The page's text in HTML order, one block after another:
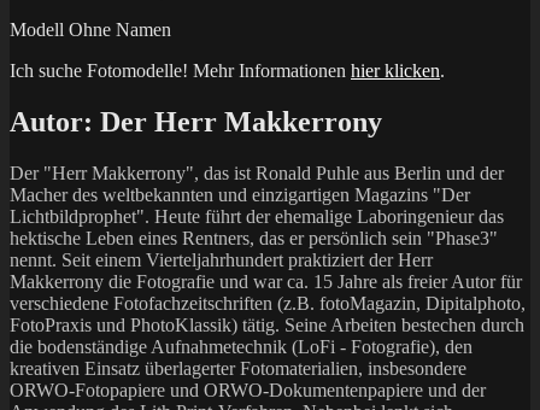
Modell Ohne Namen
Ich suche Fotomodelle! Mehr Informationen hier klicken.
Autor: Der Herr Makkerrony
Der "Herr Makkerrony", das ist Ronald Puhle aus Berlin und der
Macher des weltbekannten und einzigartigen Magazins "Der
Lichtbildprophet". Heute führt der ehemalige Laboringenieur das
hektische Leben eines Rentners, das er persönlich sein "Phase3"
nennt. Seit einem Vierteljahrhundert praktiziert der Herr
Makkerrony die Fotografie und war ca. 15 Jahre als freier Autor für
verschiedene Fotofachzeitschriften (z.B. fotoMagazin, Dipitalphoto,
FotoPraxis und PhotoKlassik) tätig. Seine Arbeiten bestechen durch
die bodenständige Aufnahmetechnik (LoFi - Fotografie), den
kreativen Einsatz überlagerter Fotomaterialien, insbesondere
ORWO-Fotopapiere und ORWO-Dokumentenpapiere und der